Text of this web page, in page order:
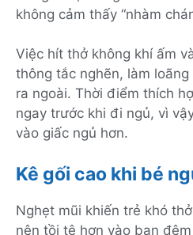
không cảm thấy “nhàm
Việc hít thở không khí ấm
thông tắc nghẽn, làm
ra ngoài. Thời điểm thích
ngay trước khi đi ngủ, vì
vào giấc ngủ hơn.
Kê gối cao khi bé
Nghẹt mũi khiến trẻ khó
nên tồi tệ hơn vào ban